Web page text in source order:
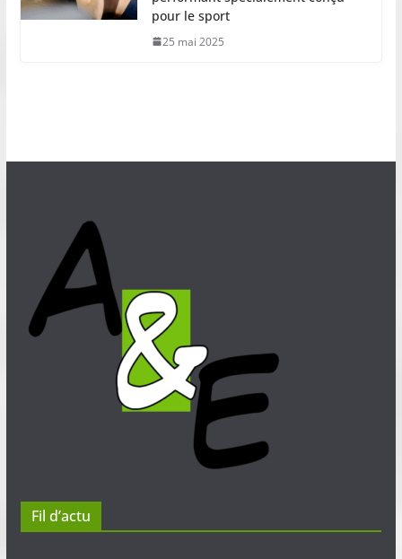
pour le sport
25 mai 2025
Fil d’actu